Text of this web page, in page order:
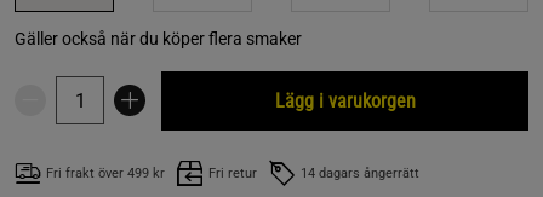
Gäller också när du köper flera smaker
Lägg i varukorgen
Fri frakt över 499 kr Fri retur 14 dagars ångerrätt